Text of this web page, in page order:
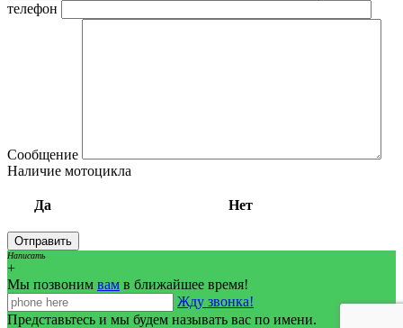
телефон
Сообщение
Наличие мотоцикла
Да Нет
Написать
+
Мы позвоним вам в ближайшее время!
Жду звонка!
Представьтесь и мы будем называть вас по имени.